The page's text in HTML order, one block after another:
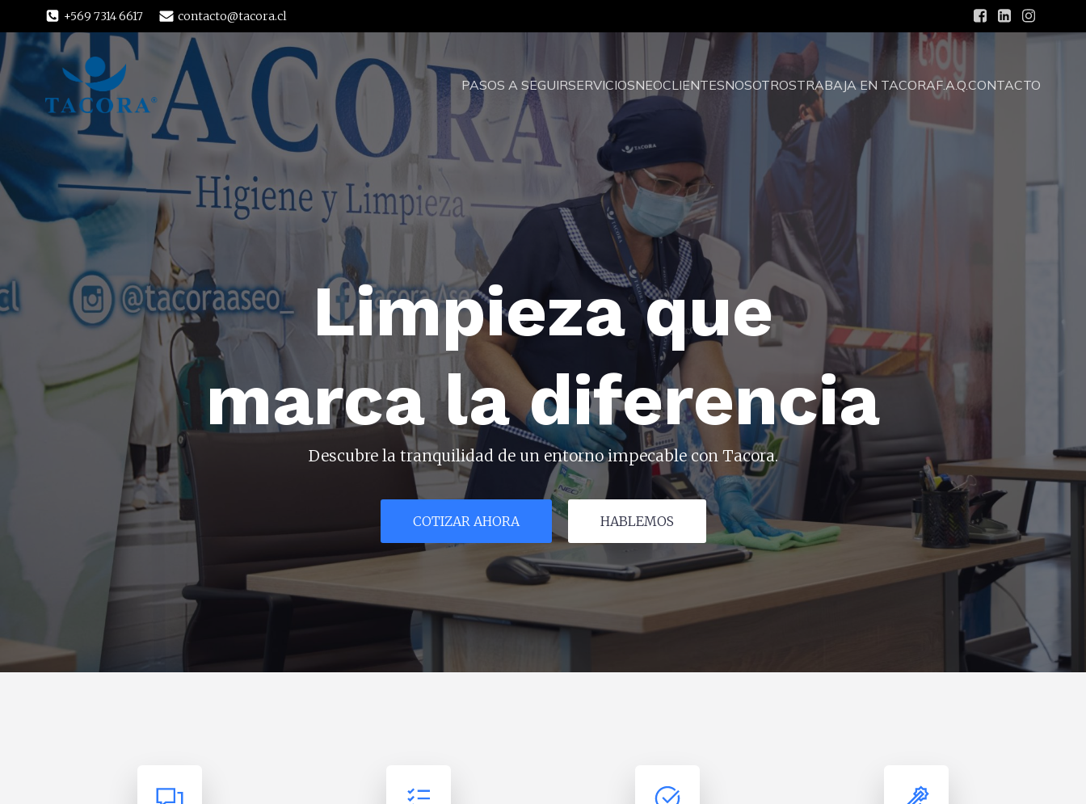
+569 7314 6617 contacto@tacora.cl
PASOS A SEGUIRSERVICIOSNEOCLIENTESNOSOTROSTRABAJA EN TACORAF.A.Q.CONTACTO
Limpieza que
marca la diferencia
Descubre la tranquilidad de un entorno impecable con Tacora.
COTIZAR AHORA HABLEMOS